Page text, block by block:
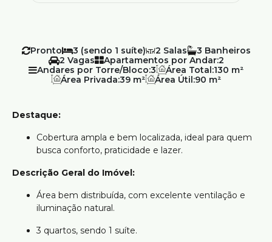
Pronto 3 (sendo 1 suíte) 2
3
2
Apartamentos por Andar:2
Andares por Torre/Bloco:3 Área Total:130 m²
Área Privada:39 m² Área Útil:90 m²
Destaque:
Cobertura ampla e bem localizada, ideal para quem
busca conforto, praticidade e lazer.
Descrição Geral do Imóvel:
Área bem distribuída, com excelente ventilação e
iluminação natural.
3 quartos, sendo 1 suíte.